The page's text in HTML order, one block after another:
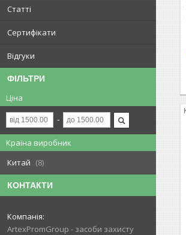
Статті
Сертифікати
Відгуки
ФІЛЬТРИ
Ціна
Країна виробник
Китай
8
КОНТАКТИ
ArtexPromGroup - засоби захисту